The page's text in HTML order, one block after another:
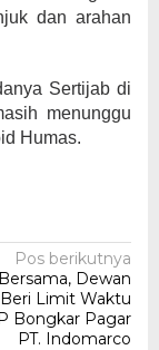
dan arahan
Sertijab di
menunggu
Humas.
Pos berikutnya
Dewan
Limit Waktu
Bongkar Pagar
PT. Indomarco